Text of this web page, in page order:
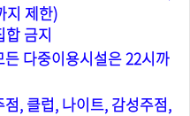
지 제한)
합 금지
다중이용시설은 22시까
, 클럽, 나이트, 감성주점,